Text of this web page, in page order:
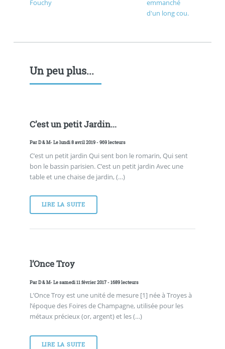
Un peu plus...
C’est un petit Jardin...
ParD & M- Le lundi 8 avril 2019 - 969 lecteurs
C’est un petit jardin Qui sent bon le romarin, Qui sent
bon le bassin parisien. C’est un petit jardin Avec une
table et une chaise de jardin, (…)
LIRE LA SUITE
l’Once Troy
ParD & M- Le samedi 11 février 2017 - 1689 lecteurs
L’Once Troy est une unité de mesure [1] née à Troyes à
l’époque des Foires de Champagne, utilisée pour les
métaux précieux (or, argent) et les (…)
LIRE LA SUITE